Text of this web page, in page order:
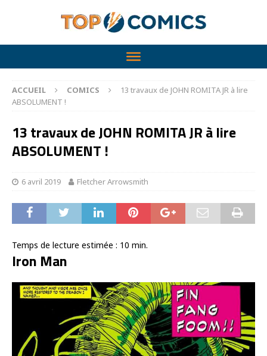
ACCUEIL COMICS
13 travaux de JOHN ROMITA JR à lire
ABSOLUMENT !
13 travaux de JOHN ROMITA JR à lire
ABSOLUMENT !
6 avril 2019 Fletcher Arrowsmith
Temps de lecture estimée : 10 min.
Iron Man